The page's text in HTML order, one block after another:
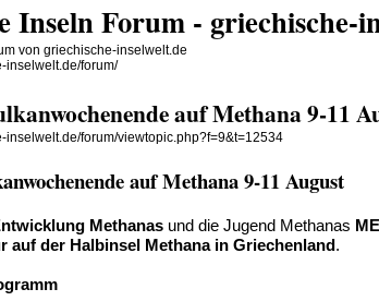
Inseln Forum - griechische-
von griechische-inselwelt.de
inselwelt.de/forum/
auf Methana 9-11
inselwelt.de/forum/viewtopic.php?f=9&t=12534
auf Methana 9-11 August
Methanas und die Jugend Methanas
auf der Halbinsel Methana in Griechenland.